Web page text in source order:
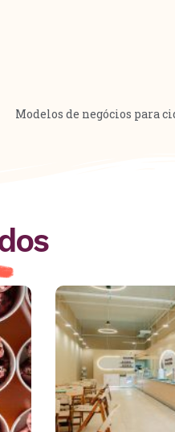
Modelos de negócios para